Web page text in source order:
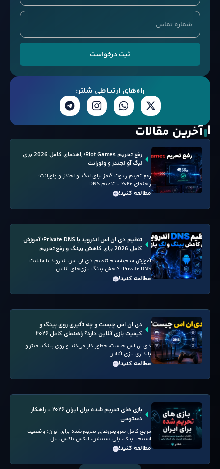
ثبت درخواست
راه‌های ارتبــاطی شلتر:
آخرین مقالات
رفع تحریم Riot Games؛ راهنمای کامل 2026 برای
لیگ آو لجندز و ولورانت
رفع تحریم رایوت گیمز برای لیگ آو لجندز و ولورانت؛
راهنمای ۲۰۲۶ با تنظیم DNS ...
مطالعه کنید!
تنظیم دی ان اس اندروید با Private DNS؛ آموزش
کامل 2026 برای کاهش پینگ و رفع تحریم
آموزش قدم‌به‌قدم تنظیم دی ان اس اندروید با قابلیت
Private DNS؛ کاهش پینگ بازی‌های آنلاین، ...
مطالعه کنید!
دی ان اس چیست و چه تأثیری روی پینگ و
کیفیت بازی آنلاین دارد؟ راهنمای کامل ۲۰۲۶
دی ان اس چیست، چطور کار می‌کند و روی پینگ، جیتر و
پایداری بازی آنلاین ...
مطالعه کنید!
بازی های تحریم شده برای ایران ۲۰۲۶ + راهکار
دسترسی
مرجع کامل سرویس‌های تحریم شده برای ایران؛ وضعیت
استیم، اپیک، پلی استیشن، ایکس باکس، بتل ...
مطالعه کنید!